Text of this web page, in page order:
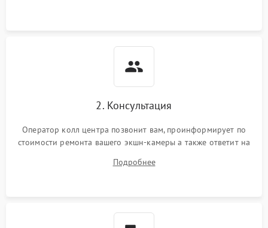
2. Консультация
Оператор колл центра позвонит вам, проинформирует по
стоимости ремонта вашего экшн-камеры а также ответит на
Подробнее